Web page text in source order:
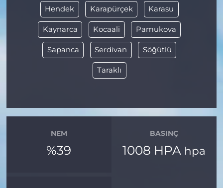
Hendek Karapürçek Karasu
Kaynarca Kocaali Pamukova
Sapanca Serdivan Söğütlü
Taraklı
NEM
%39
BASINÇ
1008 HPA hpa